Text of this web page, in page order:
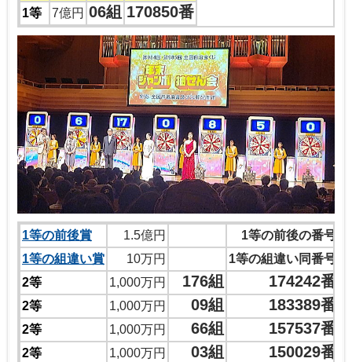
1等
7億円 06組 170850番
1等の前後賞 1.5億円
1等の前後の番号
1等の組違い賞
10万円
1等の組違い同番号
2等
1,000万円 176組 174242番
2等 1,000万円 09組 183389番
2等 1,000万円 66組 157537番
2等 1,000万円 03組 150029番